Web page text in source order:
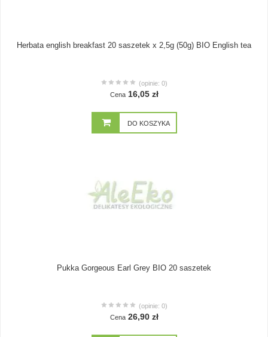
Herbata english breakfast 20 saszetek x 2,5g (50g) BIO English tea
(opinie: 0)
Cena 16,05 zł
DO KOSZYKA
Pukka Gorgeous Earl Grey BIO 20 saszetek
(opinie: 0)
Cena 26,90 zł